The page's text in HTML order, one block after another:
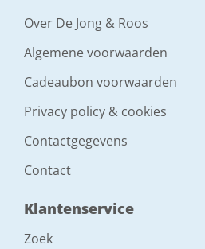
Over De Jong & Roos
Algemene voorwaarden
Cadeaubon voorwaarden
Privacy policy & cookies
Contactgegevens
Contact
Klantenservice
Zoek